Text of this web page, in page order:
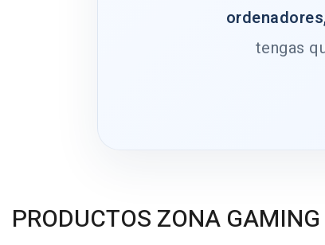
tengas
PRODUCTOS ZONA GAMING